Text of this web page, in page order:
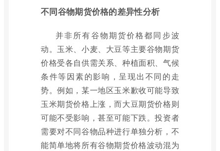
不同谷物期货价格的差异性分析
并非所有谷物期货价格都同步波
动。玉米、小麦、大豆等主要谷物期货
价格受各自供需关系、种植面积、气候
条件等因素的影响，呈现出不同的走
势。例如，某一地区玉米歉收可能导致
玉米期货价格上涨，而大豆期货价格则
可能不受影响，甚至可能下跌。投资者
需要对不同谷物品种进行单独分析，不
能简单地将所有谷物期货价格波动混为